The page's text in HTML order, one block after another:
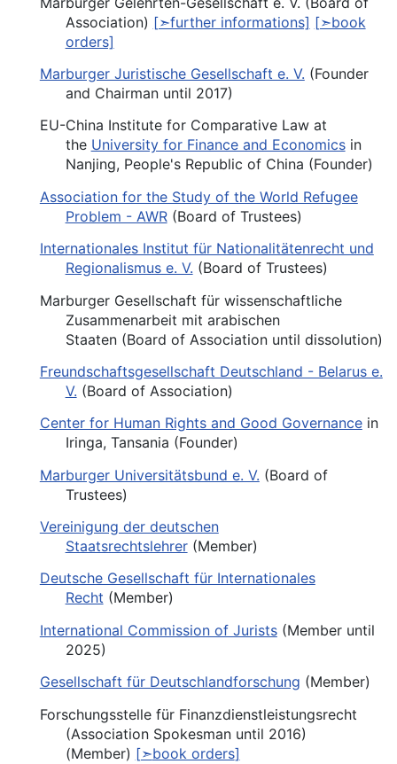
Association) [➣further informations] [➣book
orders]
Marburger Juristische Gesellschaft e. V. (Founder
and Chairman until 2017)
EU-China Institute for Comparative Law at
the University for Finance and Economicsin
Nanjing, People's Republic of China (Founder)
Association for the Study of the World Refugee
Problem - AWR(Board of Trustees)
Internationales Institut für Nationalitätenrecht und
Regionalismus e. V. (Board of Trustees)
Marburger Gesellschaft für wissenschaftliche
Zusammenarbeit mit arabischen
Staaten (Board of Association until dissolution)
Freundschaftsgesellschaft Deutschland - Belarus e.
V. (Board of Association)
Center for Human Rights and Good Governancein
Iringa, Tansania (Founder)
Marburger Universitätsbund e. V. (Board of
Trustees)
Vereinigung der deutschen
Staatsrechtslehrer(Member)
Deutsche Gesellschaft für Internationales
Recht (Member)
International Commission of Jurists(Member until
2025)
Gesellschaft für Deutschlandforschung (Member)
Forschungsstelle für Finanzdienstleistungsrecht
(Association Spokesman until 2016)
(Member) [➣book orders]